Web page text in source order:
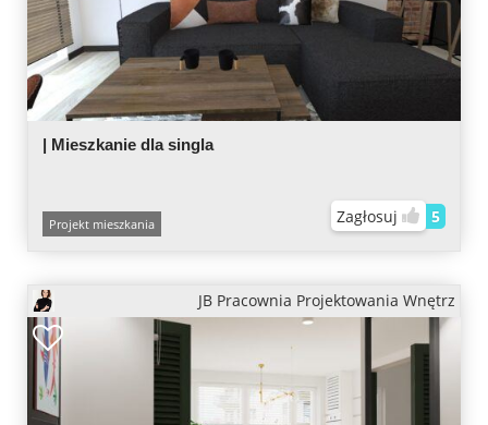
| Mieszkanie dla singla
Projekt mieszkania Zagłosuj 5
JB Pracownia Projektowania Wnętrz